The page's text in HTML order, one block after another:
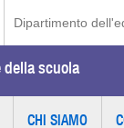
Dipartimento
della scuola
CHI SIAMO